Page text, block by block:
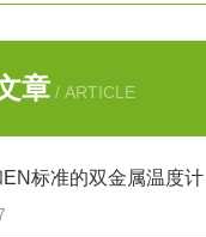
章 / ARTICLE
标准的双金属温度计